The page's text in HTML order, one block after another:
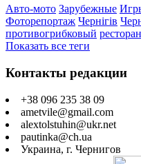
Авто-мото Зарубежные
Фоторепортаж Чернігів
противогрибковый
Показать все теги
Контакты редакции
+38 096 235 38 09
ametvile@gmail.com
alextolstuhin@ukr.net
pautinka@ch.ua
Украина, г. Чернигов